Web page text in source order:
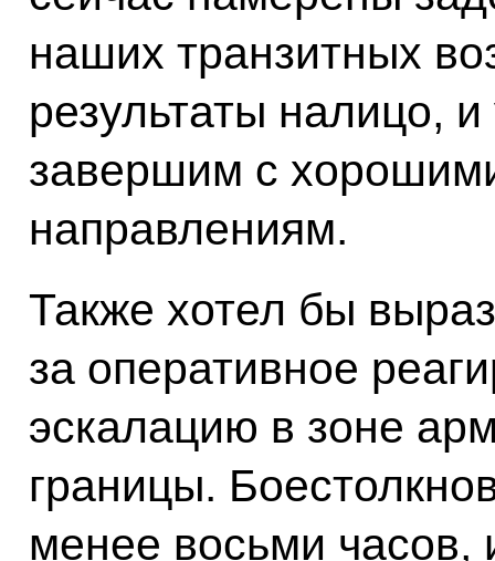
наших транзитных
результаты налицо,
завершим с
направлениям.
Также хотел бы
за оперативное
эскалацию в зоне
границы.
менее восьми часов,